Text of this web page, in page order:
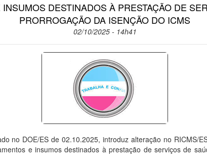
DESTINADOS À PRESTAÇÃO DE
PRORROGAÇÃO DA ISENÇÃO DO ICMS
02/10/2025 - 14h41
no DOE/ES de 02.10.2025, introduz alteração no RICMS/
e insumos destinados à prestação de serviços de